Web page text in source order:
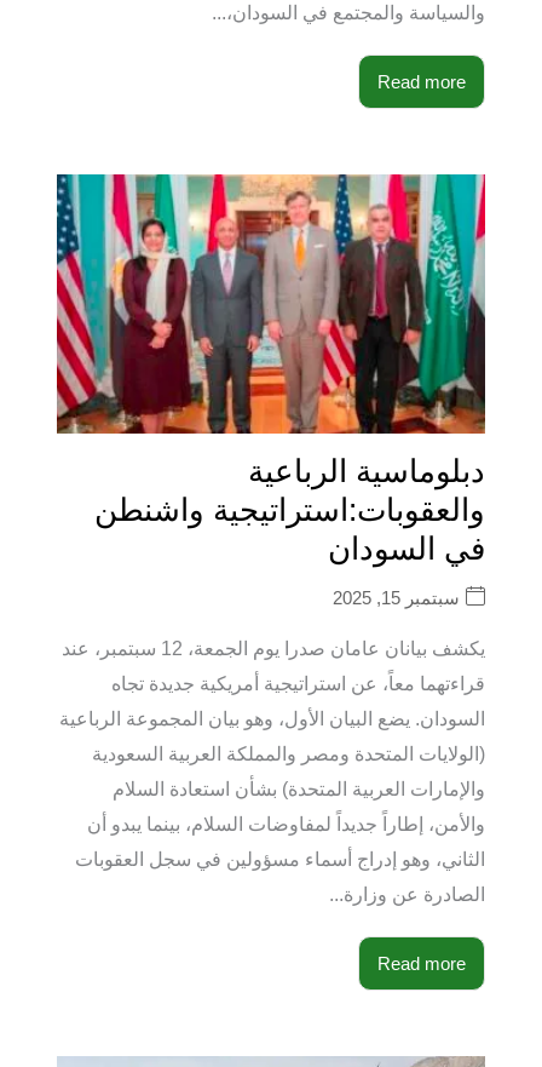
والسياسة والمجتمع في السودان،...
Read more
دبلوماسية الرباعية
والعقوبات:استراتيجية واشنطن
في السودان
سبتمبر 15, 2025
يكشف بيانان عامان صدرا يوم الجمعة، 12 سبتمبر، عند
قراءتهما معاً، عن استراتيجية أمريكية جديدة تجاه
السودان. يضع البيان الأول، وهو بيان المجموعة الرباعية
(الولايات المتحدة ومصر والمملكة العربية السعودية
والإمارات العربية المتحدة) بشأن استعادة السلام
والأمن، إطاراً جديداً لمفاوضات السلام، بينما يبدو أن
الثاني، وهو إدراج أسماء مسؤولين في سجل العقوبات
الصادرة عن وزارة...
Read more